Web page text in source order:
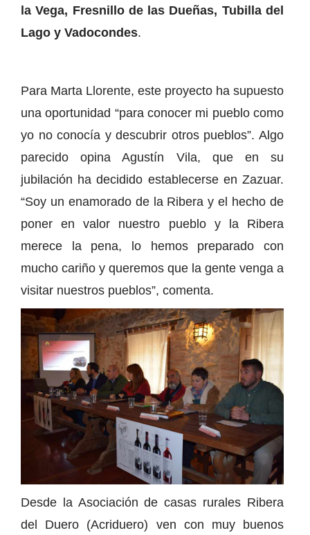
la Vega, Fresnillo de las Dueñas, Tubilla del
Lago y Vadocondes.
Para Marta Llorente, este proyecto ha supuesto
una oportunidad “para conocer mi pueblo como
yo no conocía y descubrir otros pueblos”. Algo
parecido opina Agustín Vila, que en su
jubilación ha decidido establecerse en Zazuar.
“Soy un enamorado de la Ribera y el hecho de
poner en valor nuestro pueblo y la Ribera
merece la pena, lo hemos preparado con
mucho cariño y queremos que la gente venga a
visitar nuestros pueblos”, comenta.
Desde la Asociación de casas rurales Ribera
del Duero (Acriduero) ven con muy buenos